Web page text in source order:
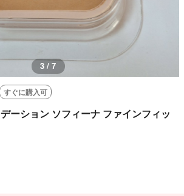
3 / 7
すぐに購入可
ーション ソフィーナ ファインフィッ